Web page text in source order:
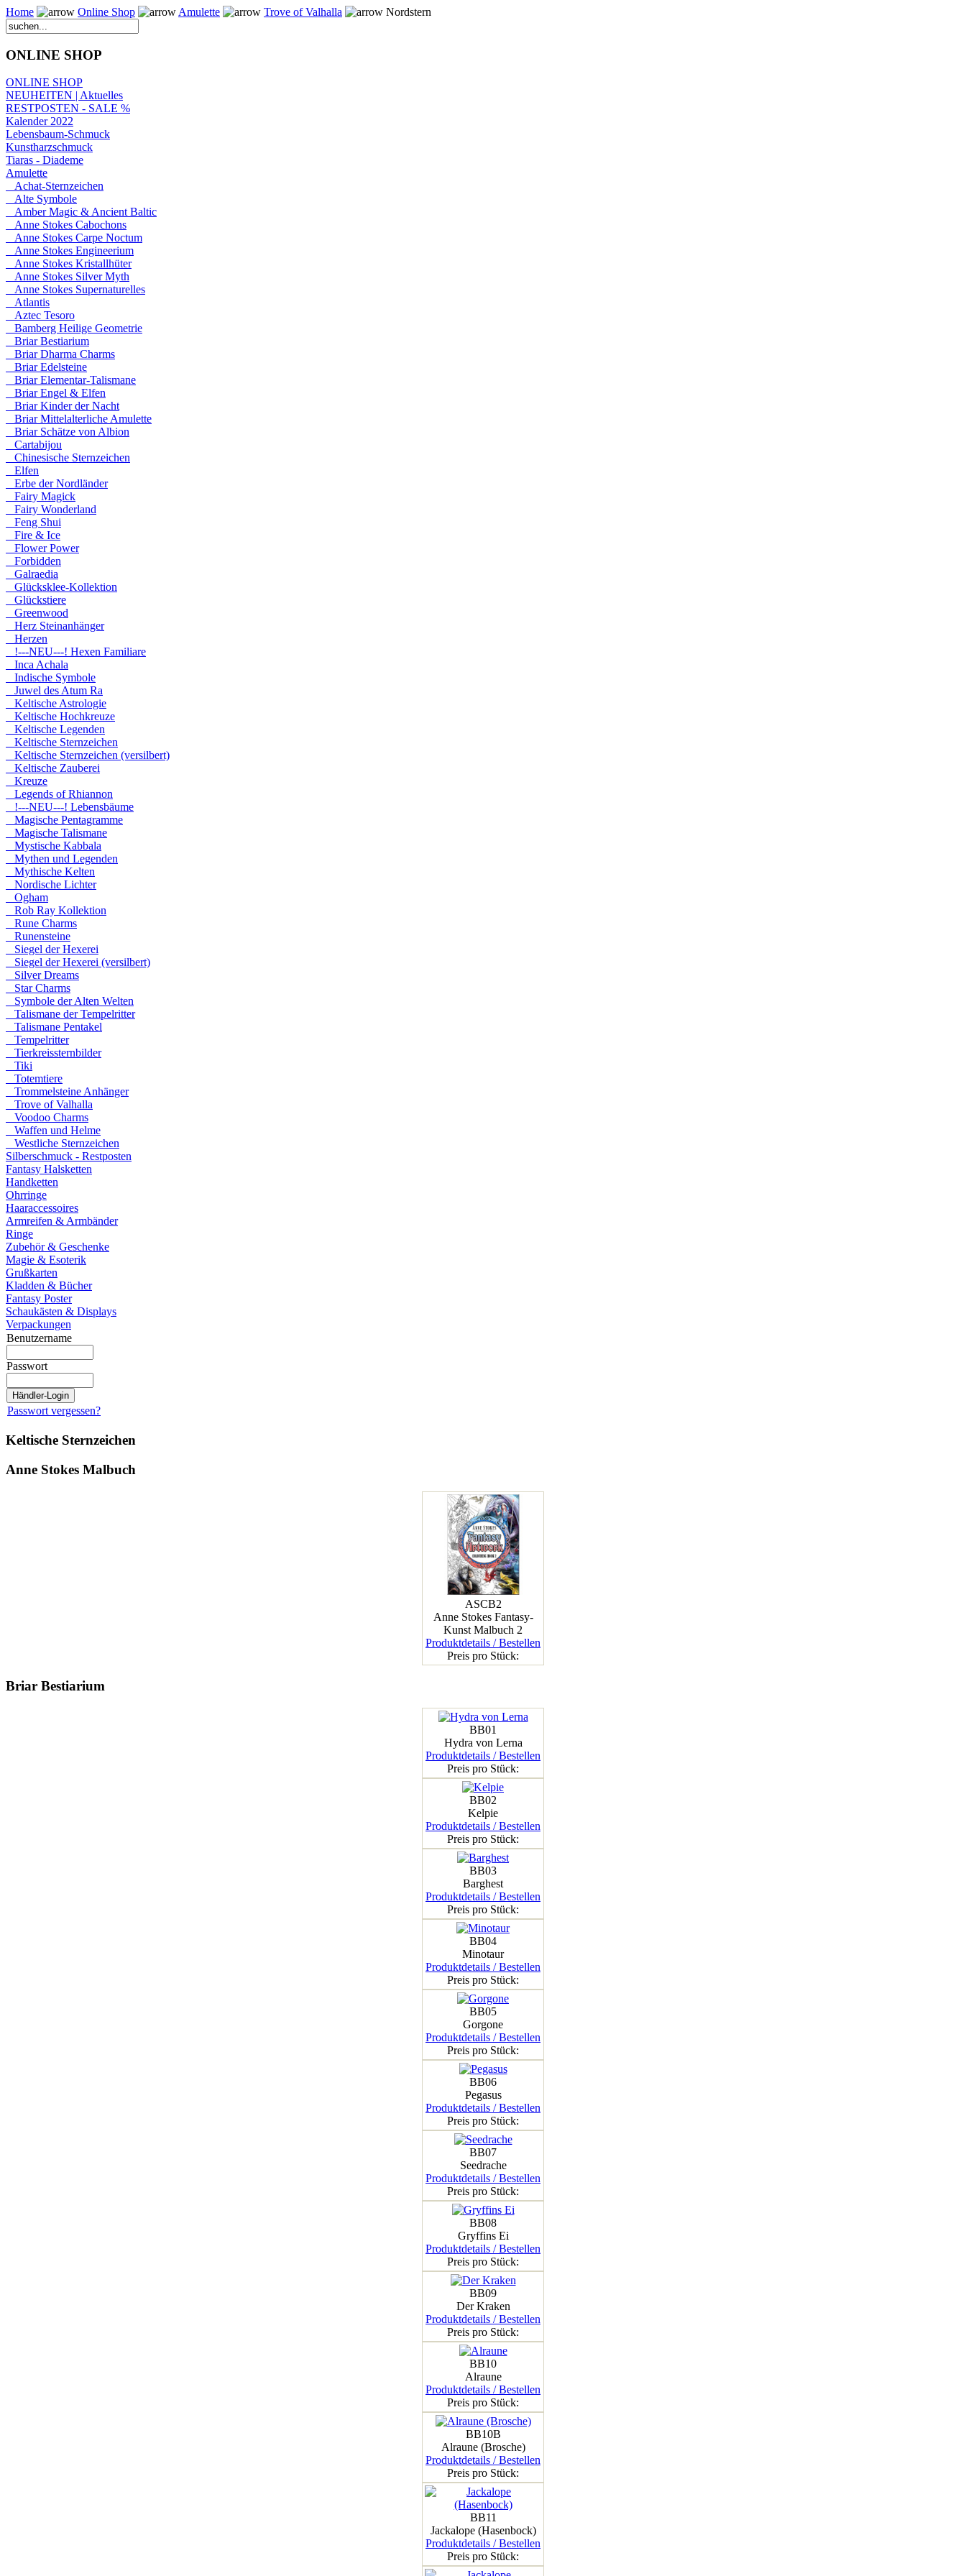
Home Online Shop Amulette Trove of Valhalla Nordstern
ONLINE SHOP
ONLINE SHOP
NEUHEITEN | Aktuelles
RESTPOSTEN - SALE %
Kalender 2022
Lebensbaum-Schmuck
Kunstharzschmuck
Tiaras - Diademe
Amulette
Achat-Sternzeichen
Alte Symbole
Amber Magic & Ancient Baltic
Anne Stokes Cabochons
Anne Stokes Carpe Noctum
Anne Stokes Engineerium
Anne Stokes Kristallhüter
Anne Stokes Silver Myth
Anne Stokes Supernaturelles
Atlantis
Aztec Tesoro
Bamberg Heilige Geometrie
Briar Bestiarium
Briar Dharma Charms
Briar Edelsteine
Briar Elementar-Talismane
Briar Engel & Elfen
Briar Kinder der Nacht
Briar Mittelalterliche Amulette
Briar Schätze von Albion
Cartabijou
Chinesische Sternzeichen
Elfen
Erbe der Nordländer
Fairy Magick
Fairy Wonderland
Feng Shui
Fire & Ice
Flower Power
Forbidden
Galraedia
Glücksklee-Kollektion
Glückstiere
Greenwood
Herz Steinanhänger
Herzen
!---NEU---! Hexen Familiare
Inca Achala
Indische Symbole
Juwel des Atum Ra
Keltische Astrologie
Keltische Hochkreuze
Keltische Legenden
Keltische Sternzeichen
Keltische Sternzeichen (versilbert)
Keltische Zauberei
Kreuze
Legends of Rhiannon
!---NEU---! Lebensbäume
Magische Pentagramme
Magische Talismane
Mystische Kabbala
Mythen und Legenden
Mythische Kelten
Nordische Lichter
Ogham
Rob Ray Kollektion
Rune Charms
Runensteine
Siegel der Hexerei
Siegel der Hexerei (versilbert)
Silver Dreams
Star Charms
Symbole der Alten Welten
Talismane der Tempelritter
Talismane Pentakel
Tempelritter
Tierkreissternbilder
Tiki
Totemtiere
Trommelsteine Anhänger
Trove of Valhalla
Voodoo Charms
Waffen und Helme
Westliche Sternzeichen
Silberschmuck - Restposten
Fantasy Halsketten
Handketten
Ohrringe
Haaraccessoires
Armreifen & Armbänder
Ringe
Zubehör & Geschenke
Magie & Esoterik
Grußkarten
Kladden & Bücher
Fantasy Poster
Schaukästen & Displays
Verpackungen
Benutzername
Passwort
Passwort vergessen?
Keltische Sternzeichen
Anne Stokes Malbuch
ASCB2
Anne Stokes Fantasy-
Kunst Malbuch 2
Produktdetails / Bestellen
Preis pro Stück:
Briar Bestiarium
BB01
Hydra von Lerna
Produktdetails / Bestellen
Preis pro Stück:
BB02
Kelpie
Produktdetails / Bestellen
Preis pro Stück:
BB03
Barghest
Produktdetails / Bestellen
Preis pro Stück:
BB04
Minotaur
Produktdetails / Bestellen
Preis pro Stück:
BB05
Gorgone
Produktdetails / Bestellen
Preis pro Stück:
BB06
Pegasus
Produktdetails / Bestellen
Preis pro Stück:
BB07
Seedrache
Produktdetails / Bestellen
Preis pro Stück:
BB08
Gryffins Ei
Produktdetails / Bestellen
Preis pro Stück:
BB09
Der Kraken
Produktdetails / Bestellen
Preis pro Stück:
BB10
Alraune
Produktdetails / Bestellen
Preis pro Stück:
BB10B
Alraune (Brosche)
Produktdetails / Bestellen
Preis pro Stück:
BB11
Jackalope (Hasenbock)
Produktdetails / Bestellen
Preis pro Stück: